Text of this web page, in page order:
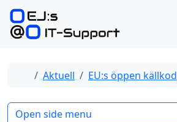
Skip to content
Skip to footer
Home
Aktuell EU:s öppen källkod
Open side menu